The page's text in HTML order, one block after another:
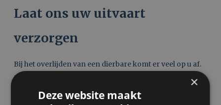
Laat ons uw uitvaart
verzorgen
Bij het overlijden van een dierbare komt er veel op u af.
Naast het verdriet dat er is, dient u ook de uitvaart te
regelen. Hier komt veel bij kijken. Wij helpen u daarom
×
Deze website maakt